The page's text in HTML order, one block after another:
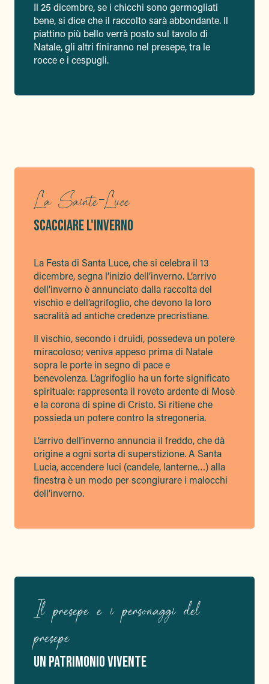
Il 25 dicembre, se i chicchi sono germogliati
bene, si dice che il raccolto sarà abbondante. Il
piattino più bello verrà posto sul tavolo di
Natale, gli altri finiranno nel presepe, tra le
rocce e i cespugli.
La Sainte-Luce
SCACCIARE L'INVERNO
La Festa di Santa Luce, che si celebra il 13
dicembre, segna l’inizio dell’inverno. L’arrivo
dell’inverno è annunciato dalla raccolta del
vischio e dell’agrifoglio, che devono la loro
sacralità ad antiche credenze precristiane.
Il vischio, secondo i druidi, possedeva un potere
miracoloso; veniva appeso prima di Natale
sopra le porte in segno di pace e
benevolenza. L’agrifoglio ha un forte significato
spirituale: rappresenta il roveto ardente di Mosè
e la corona di spine di Cristo. Si ritiene che
possieda un potere contro la stregoneria.
L’arrivo dell’inverno annuncia il freddo, che dà
origine a ogni sorta di superstizione. A Santa
Lucia, accendere luci (candele, lanterne…) alla
finestra è un modo per scongiurare i malocchi
dell’inverno.
Il presepe e i personaggi del
presepe
UN PATRIMONIO VIVENTE